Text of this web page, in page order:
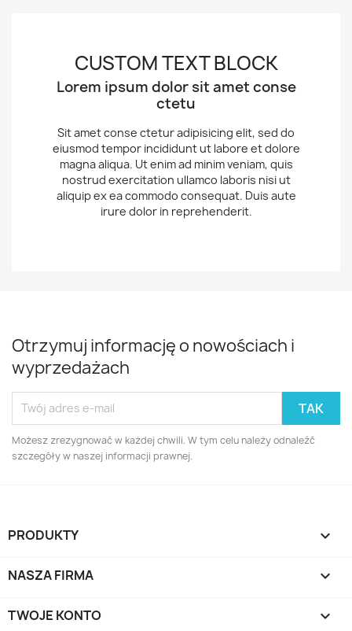
CUSTOM TEXT BLOCK
Lorem ipsum dolor sit amet conse
ctetu
Sit amet conse ctetur adipisicing elit, sed do
eiusmod tempor incididunt ut labore et dolore
magna aliqua. Ut enim ad minim veniam, quis
nostrud exercitation ullamco laboris nisi ut
aliquip ex ea commodo consequat. Duis aute
irure dolor in reprehenderit.
Otrzymuj informację o nowościach i
wyprzedażach
Możesz zrezygnować w każdej chwili. W tym celu należy odnaleźć
szczegóły w naszej informacji prawnej.
PRODUKTY 
NASZA FIRMA 
TWOJE KONTO 